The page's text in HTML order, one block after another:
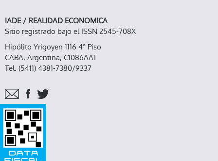
IADE / REALIDAD ECONOMICA
Sitio registrado bajo el ISSN 2545-708X
Hipólito Yrigoyen 1116 4° Piso
CABA, Argentina, C1086AAT
Tel. (5411) 4381-7380/9337